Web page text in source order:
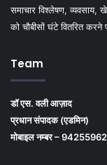
समाचार विश्लेषण, व्यवसाय,
को चौबीसों घंटे वितरित करने
Team
डॉ एस. वली आज़ाद
प्रधान संपादक (एडमिन)
मोबाइल नम्बर –